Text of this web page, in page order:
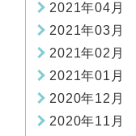
2021年04月
2021年03月
2021年02月
2021年01月
2020年12月
2020年11月